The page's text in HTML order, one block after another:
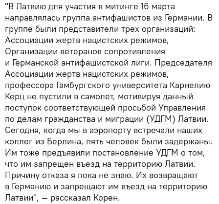
"В Латвию для участия в митинге 16 марта
направлялась группа антифашистов из Германии. В
группе были представители трех организаций:
Ассоциации жертв нацистских режимов,
Организации ветеранов сопротивления
и Германской антифашистской лиги. Председателя
Ассоциации жертв нацистских режимов,
профессора Гамбургского университета Карнелию
Керц не пустили в самолет, мотивируя данный
поступок соответствующей просьбой Управления
по делам гражданства и миграции (УДГМ) Латвии.
Сегодня, когда мы в аэропорту встречали наших
коллег из Берлина, пять человек были задержаны.
Им тоже предъявили постановление УДГМ о том,
что им запрещен въезд на территорию Латвии.
Причину отказа я пока не знаю. Их возвращают
в Германию и запрещают им въезд на территорию
Латвии", — рассказал Корен.